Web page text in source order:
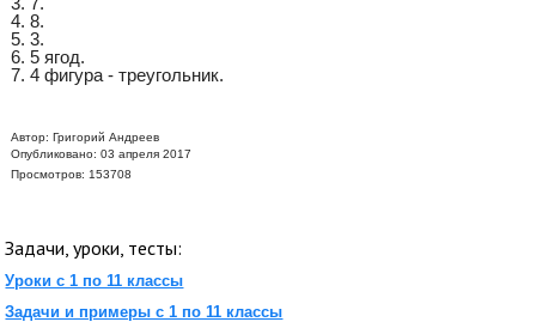
4. 8.
5. 3.
6. 5 ягод.
7. 4 фигура - треугольник.
Автор: Григорий Андреев
Опубликовано: 03 апреля 2017
Просмотров: 153708
Задачи, уроки, тесты:
Уроки с 1 по 11 классы
Задачи и примеры с 1 по 11 классы